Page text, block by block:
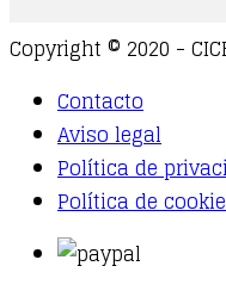
Copyright © 2020 -
Contacto
Aviso legal
Política de
Política de